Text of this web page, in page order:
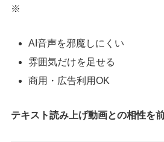
※
AI音声を邪魔しにくい
雰囲気だけを足せる
商用・広告利用OK
テキスト読み上げ動画との相性を